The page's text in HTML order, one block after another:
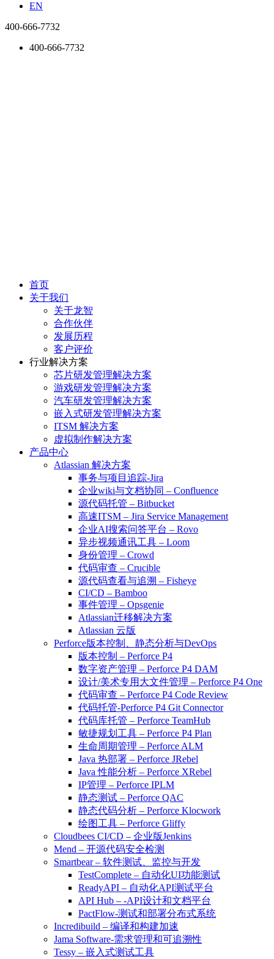
EN
400-666-7732
400-666-7732
首页
关于我们
关于龙智
合作伙伴
发展历程
客户评价
行业解决方案
芯片研发管理解决方案
游戏研发管理解决方案
汽车研发管理解决方案
嵌入式研发管理解决方案
ITSM 解决方案
虚拟制作解决方案
产品中心
Atlassian 解决方案
事务与项目追踪-Jira
企业wiki与文档协同 – Confluence
源代码托管 – Bitbucket
高速ITSM – Jira Service Management
企业AI搜索问答平台 – Rovo
异步视频通讯工具 – Loom
身份管理 – Crowd
代码审查 – Crucible
源代码查看与追溯 – Fisheye
CI/CD – Bamboo
事件管理 – Opsgenie
Atlassian迁移解决方案
Atlassian 云版
Perforce版本控制、静态分析与DevOps
版本控制 – Perforce P4
数字资产管理 – Perforce P4 DAM
设计/美术专用大文件管理 – Perforce P4 One
代码审查 – Perforce P4 Code Review
代码托管-Perforce P4 Git Connector
代码库托管 – Perforce TeamHub
敏捷规划工具 – Perforce P4 Plan
生命周期管理 – Perforce ALM
Java 热部署 – Perforce JRebel
Java 性能分析 – Perforce XRebel
IP管理 – Perforce IPLM
静态测试 – Perforce QAC
静态代码分析 – Perforce Klocwork
绘图工具 – Perforce Gliffy
Cloudbees CI/CD – 企业版Jenkins
Mend – 开源代码安全检测
Smartbear – 软件测试、监控与开发
TestComplete – 自动化UI功能测试
ReadyAPI – 自动化API测试平台
API Hub – -API设计和文档平台
PactFlow-测试和部署分布式系统
Incredibuild – 编译和构建加速
Jama Software-需求管理和可追溯性
Tessy – 嵌入式测试工具